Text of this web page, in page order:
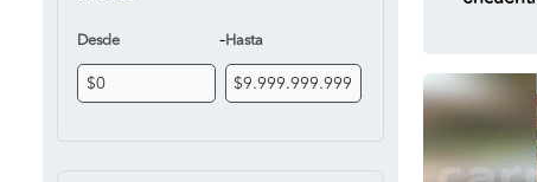
Desde -Hasta